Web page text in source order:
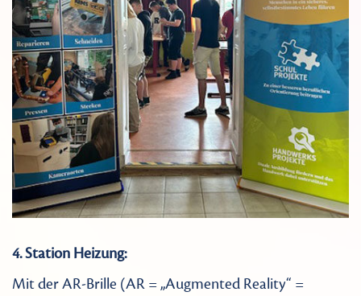
4. Station Heizung:
Mit der AR-Brille (AR = „Augmented Reality“ =